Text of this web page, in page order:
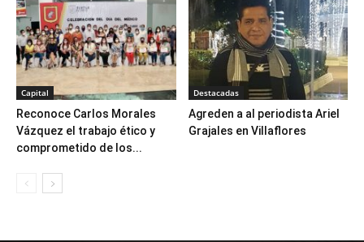
Capital
Reconoce Carlos Morales
Vázquez el trabajo ético y
comprometido de los...
Destacadas
Agreden a al periodista Ariel
Grajales en Villaflores